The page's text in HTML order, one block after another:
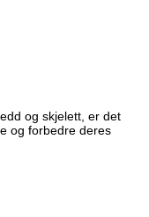
og skjelett, er det
og forbedre deres